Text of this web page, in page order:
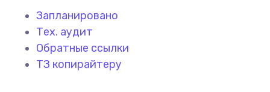
Запланировано
Тех. аудит
Обратные ссылки
ТЗ копирайтеру